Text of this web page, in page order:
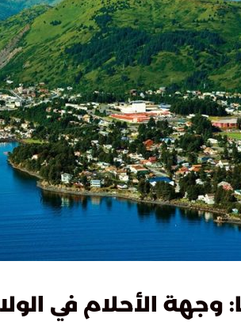
وجهة الأحلام في